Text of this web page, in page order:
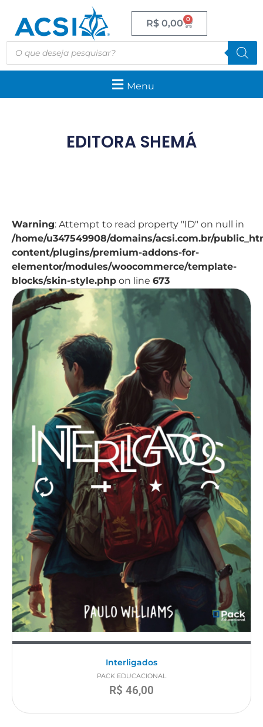
R$ 0,00 0
Menu
EDITORA SHEMÁ
Warning: Attempt to read property "ID" on null in
/home/u347549908/domains/acsi.com.br/
content/plugins/premium-addons-for-
elementor/modules/woocommerce/template-
blocks/skin-style.php on line 673
Interligados
PACK EDUCACIONAL
R$ 46,00